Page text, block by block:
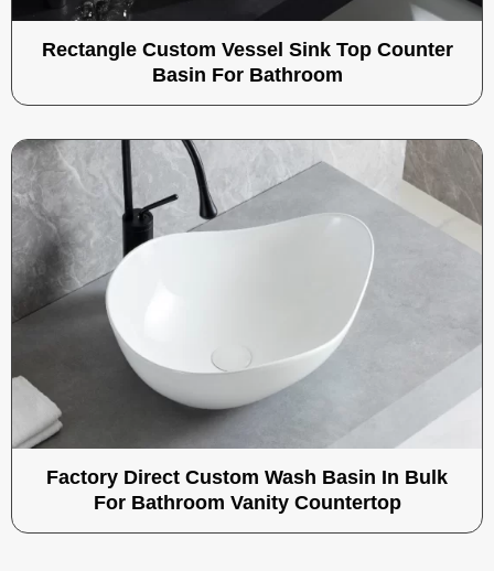
Rectangle Custom Vessel Sink Top Counter
Basin For Bathroom
Factory Direct Custom Wash Basin In Bulk
For Bathroom Vanity Countertop